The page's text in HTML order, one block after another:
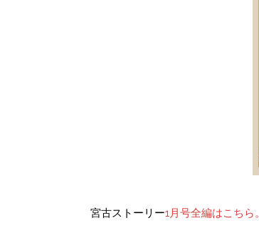
宮古ストーリー1月号全編はこちら。